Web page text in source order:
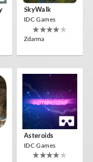
SkyWalk
IDC Games
Zdarma
Asteroids
IDC Games